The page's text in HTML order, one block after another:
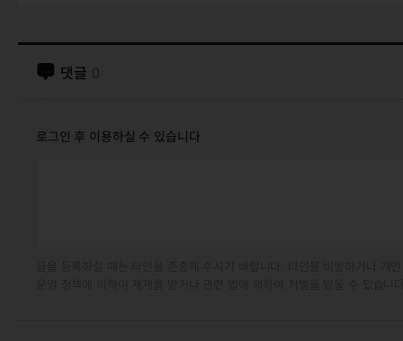
댓글 0
로그인 후 이용하실 수 있습니다